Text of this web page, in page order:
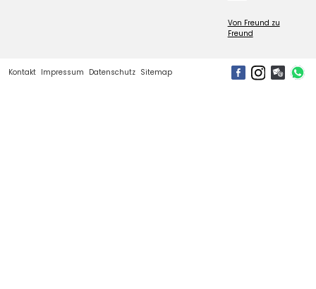
Von Freund zu
Freund
Kontakt Impressum Datenschutz Sitemap